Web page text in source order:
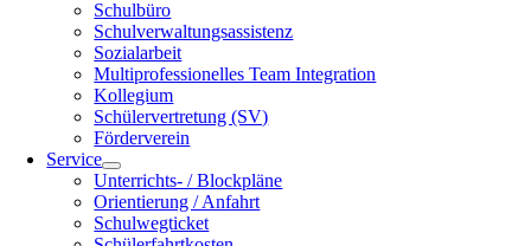
Schulbüro
Schulverwaltungsassistenz
Sozialarbeit
Multiprofessionelles Team Integration
Kollegium
Schülervertretung (SV)
Förderverein
Service
Unterrichts- / Blockpläne
Orientierung / Anfahrt
Schulwegticket